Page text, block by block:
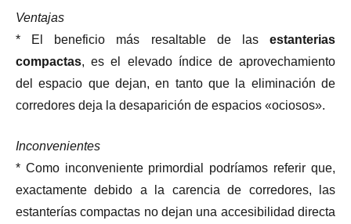
Ventajas
* El beneficio más resaltable de las estanterias
compactas, es el elevado índice de aprovechamiento
del espacio que dejan, en tanto que la eliminación de
corredores deja la desaparición de espacios «ociosos».
Inconvenientes
* Como inconveniente primordial podríamos referir que,
exactamente debido a la carencia de corredores, las
estanterías compactas no dejan una accesibilidad directa